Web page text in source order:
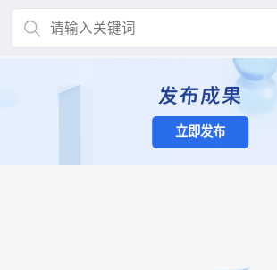
立即发布